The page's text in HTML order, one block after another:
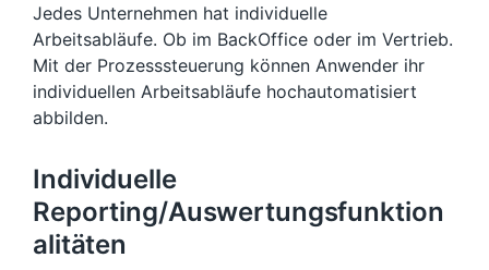
Jedes Unternehmen hat individuelle
Arbeitsabläufe. Ob im BackOffice oder im Vertrieb.
Mit der Prozesssteuerung können Anwender ihr
individuellen Arbeitsabläufe hochautomatisiert
abbilden.
Individuelle
Reporting/Auswertungsfunktion
alitäten